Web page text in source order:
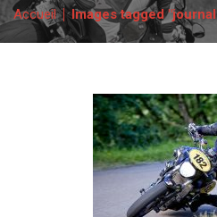
PARTENAIRES
Accueil Images tagged